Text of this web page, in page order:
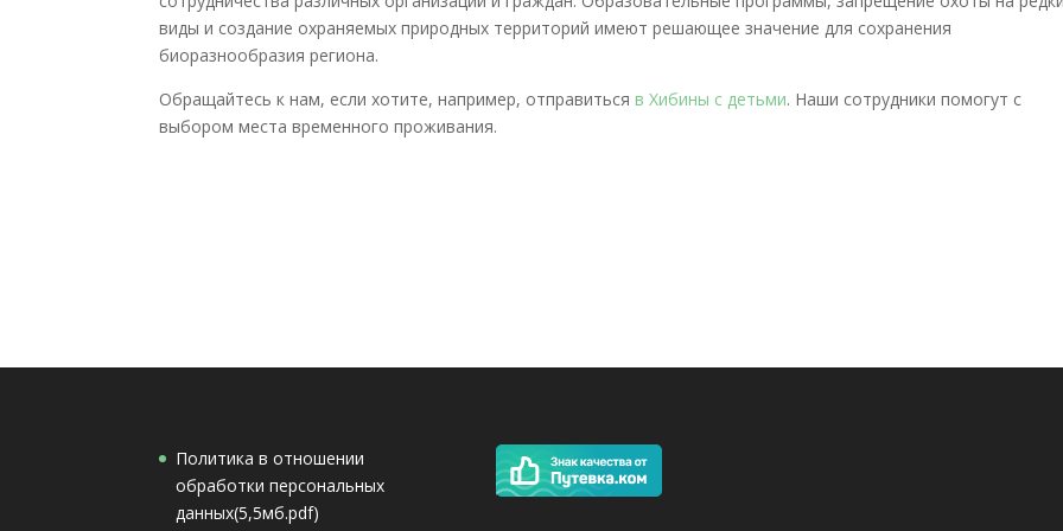
виды и создание охраняемых природных территорий имеют решающее значение для сохранения
биоразнообразия региона.
Обращайтесь к нам, если хотите, например, отправиться в Хибины с детьми. Наши сотрудники помогут с
выбором места временного проживания.
Политика в отношении
обработки персональных
данных(5,5мб.pdf)